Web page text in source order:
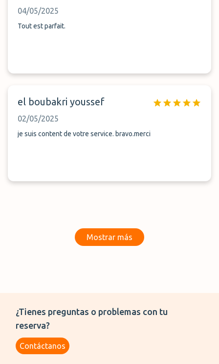
04/05/2025
Tout est parfait.
el boubakri youssef
02/05/2025
je suis content de votre service. bravo.merci
Mostrar más
¿Tienes preguntas o problemas con tu
reserva?
Contáctanos